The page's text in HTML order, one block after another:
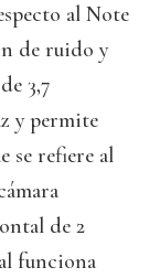
al Note
de ruido y
3,7
y permite
se refiere al
de 2
funciona